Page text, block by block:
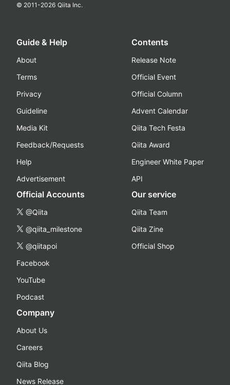
© 2011-2026 Qiita Inc.
Guide & Help
About
Terms
Privacy
Guideline
Media Kit
Feedback/Requests
Help
Advertisement
Contents
Release Note
Official Event
Official Column
Advent Calendar
Qiita Tech Festa
Qiita Award
Engineer White Paper
API
Official Accounts
@Qiita
@qiita_milestone
@qiitapoi
Facebook
YouTube
Podcast
Our service
Qiita Team
Qiita Zine
Official Shop
Company
About Us
Careers
Qiita Blog
News Release